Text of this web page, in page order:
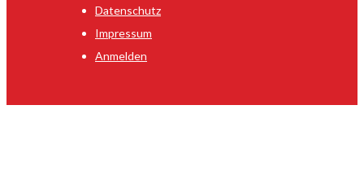
Datenschutz
Impressum
Anmelden